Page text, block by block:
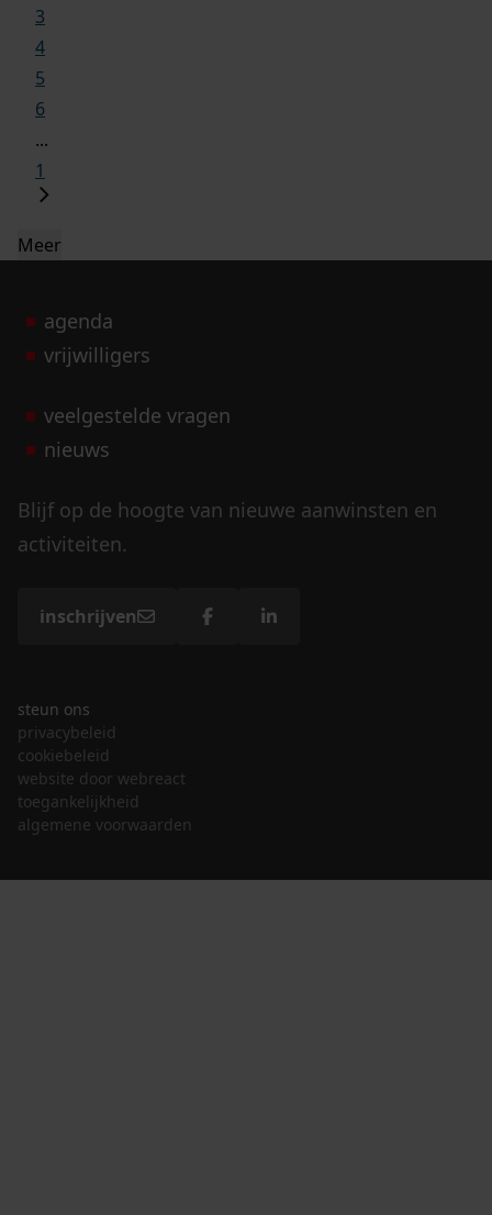
3
4
5
6
...
1
Meer
agenda
vrijwilligers
veelgestelde vragen
nieuws
Blijf op de hoogte van nieuwe aanwinsten en
activiteiten.
inschrijven
steun ons
privacybeleid
cookiebeleid
website door webreact
toegankelijkheid
algemene voorwaarden